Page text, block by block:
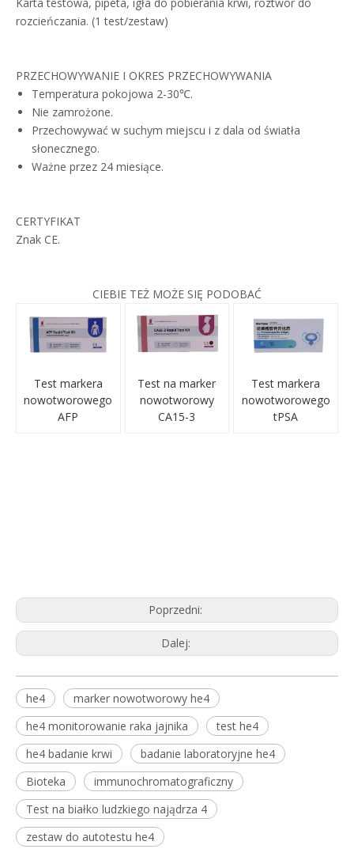
rozcieńczania. (1 test/zestaw)
PRZECHOWYWANIE I OKRES PRZECHOWYWANIA
Temperatura pokojowa 2-30℃.
Nie zamrożone.
Przechowywać w suchym miejscu i z dala od światła
słonecznego.
Ważne przez 24 miesiące.
CERTYFIKAT
Znak CE.
CIEBIE TEŻ MOŻE SIĘ PODOBAĆ
Test markera
nowotworowego
AFP
Test na marker
nowotworowy
CA15-3
Test markera
nowotworowego
tPSA
Poprzedni:
Dalej:
he4
marker nowotworowy he4
he4 monitorowanie raka jajnika
test he4
he4 badanie krwi
badanie laboratoryjne he4
Bioteka
immunochromatograficzny
Test na białko ludzkiego najądrza 4
zestaw do autotestu he4